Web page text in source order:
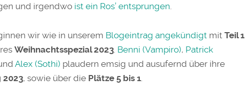
und irgendwo ist ein Ros’ entsprungen
wir wie in unserem Blogeintrag angekündigtmit Teil 1
Weihnachtsspezial 2023. Benni (Vampiro), Patrick
Alex (Sothi) plaudern emsig und ausufernd über ihre
2023, sowie über die Plätze 5 bis 1.